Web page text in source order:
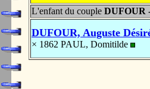
L'enfant du couple DUFOUR
DUFOUR, Auguste
× 1862 PAUL, Domitilde